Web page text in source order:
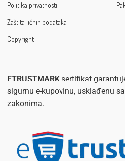
Politika privatnosti
Zaštita ličnih podataka
Copyright
ETRUSTMARK sertifikat
sigurnu e-kupovinu, usklađenu
zakonima.